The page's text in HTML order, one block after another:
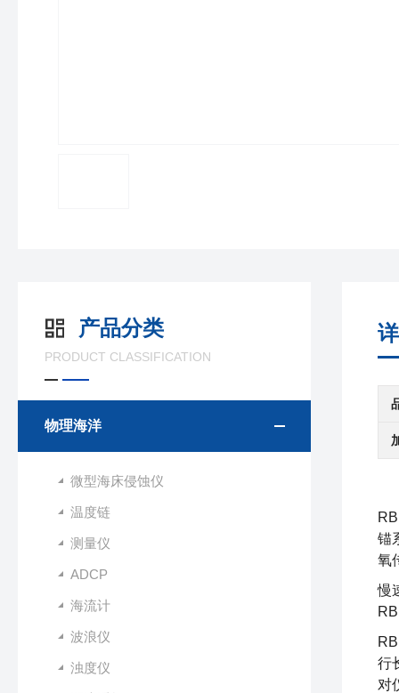
产品分类
PRODUCT CLASSIFICATION
物理海洋
微型海床侵蚀仪
温度链
测量仪
ADCP
海流计
波浪仪
浊度仪
锚
氧
慢
行
对